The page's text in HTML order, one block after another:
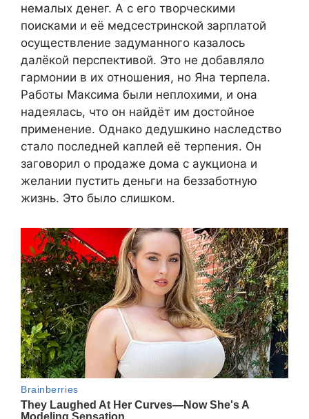
немалых денег. А с его творческими
поисками и её медсестринской зарплатой
осуществление задуманного казалось
далёкой перспективой. Это не добавляло
гармонии в их отношения, но Яна терпела.
Работы Максима были неплохими, и она
надеялась, что он найдёт им достойное
применение. Однако дедушкино наследство
стало последней каплей её терпения. Он
заговорил о продаже дома с аукциона и
желании пустить деньги на беззаботную
жизнь. Это было слишком.